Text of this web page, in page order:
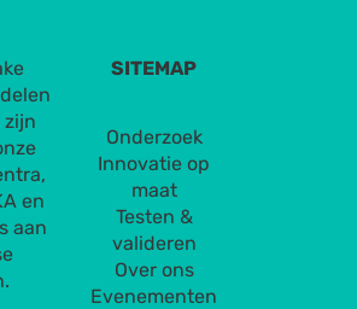
zijn
en
aan
SITEMAP
Onderzoek
Innovatie op
maat
Testen &
valideren
Over ons
Evenementen